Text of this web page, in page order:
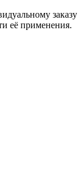
заказу
её применения.